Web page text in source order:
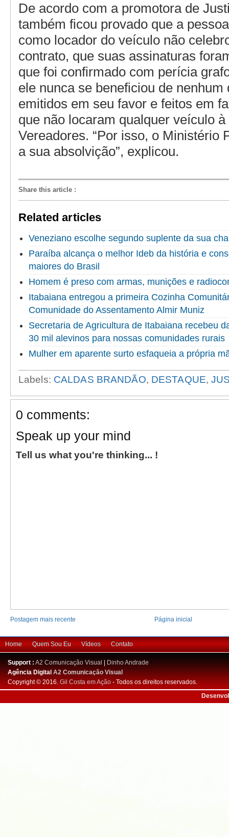
De acordo com a promotora de
também ficou provado que a
como locador do veículo não
contrato, que suas assinaturas
que foi confirmado com perícia
ele nunca se beneficiou de nenhum
emitidos em seu favor e feitos em
que não locaram qualquer veículo
Vereadores. “Por isso, o Ministério
a sua absolvição”, explicou.
Share this article :
Related articles
Veneziano escolhe segundo suplente da sua
Paraíba alcança o melhor Ideb da história e
maiores do Brasil
Homem é preso com armas, munições e
Itabaiana entregou a primeira Cozinha
Comunidade do Assentamento Almir Muniz
Secretaria de Agricultura de Itabaiana recebeu
30 mil alevinos para nossas comunidades rurais
Mulher em aparente surto esfaqueia a própria
Labels: CALDAS BRANDÃO, DESTAQUE,
0 comments:
Speak up your mind
Tell us what you're thinking... !
Postagem mais recente Página inicial
Home Quem Sou Eu Vídeos Contato
Support : A2 Comunicação Visual | Dinho Andrade
Agência DigitalA2 Comunicação Visual
Copyright © 2016. Gil Costa em Ação - Todos os direitos reservados.